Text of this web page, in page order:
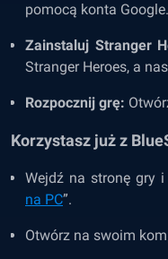
pomocą konta Google.
Zainstaluj Stranger
Stranger Heroes, a
Rozpocznij grę:
Korzystasz już z
Wejdź na stronę gry
na PC”.
Otwórz na swoim